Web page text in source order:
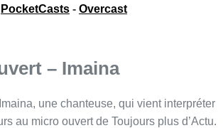
PocketCasts- Overcast
– Imaina
une chanteuse, qui vient interpréter
au micro ouvert de Toujours plus d’Actu.